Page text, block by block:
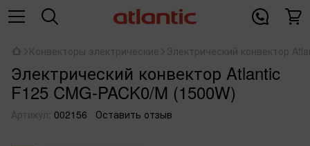
Конвекторы электрические Электрический конвектор
Электрический конвектор Atlantic
F125 CMG-PACK0/M (1500W)
Артикул: 002156 Оставить отзыв